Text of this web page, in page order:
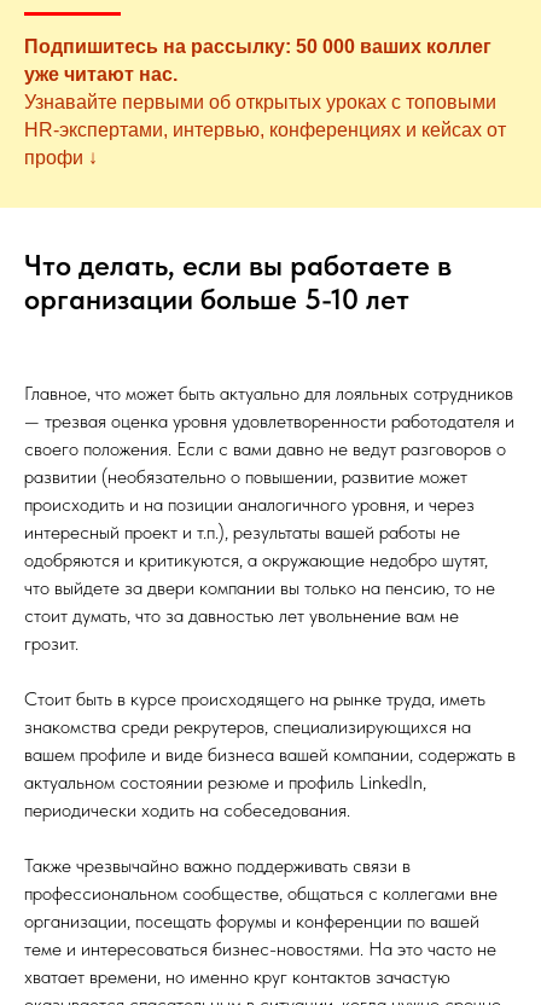
Подпишитесь на рассылку: 50 000 ваших коллег
уже читают нас.
Узнавайте первыми об открытых уроках с топовыми
HR-экспертами, интервью, конференциях и кейсах от
профи ↓
Что делать, если вы работаете в
организации больше 5-10 лет
Главное, что может быть актуально для лояльных сотрудников
— трезвая оценка уровня удовлетворенности работодателя и
своего положения. Если с вами давно не ведут разговоров о
развитии (необязательно о повышении, развитие может
происходить и на позиции аналогичного уровня, и через
интересный проект и т.п.), результаты вашей работы не
одобряются и критикуются, а окружающие недобро шутят,
что выйдете за двери компании вы только на пенсию, то не
стоит думать, что за давностью лет увольнение вам не
грозит.
Стоит быть в курсе происходящего на рынке труда, иметь
знакомства среди рекрутеров, специализирующихся на
вашем профиле и виде бизнеса вашей компании, содержать в
актуальном состоянии резюме и профиль LinkedIn,
периодически ходить на собеседования.
Также чрезвычайно важно поддерживать связи в
профессиональном сообществе, общаться с коллегами вне
организации, посещать форумы и конференции по вашей
теме и интересоваться бизнес-новостями. На это часто не
хватает времени, но именно круг контактов зачастую